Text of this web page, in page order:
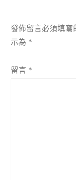
發佈留言必須填寫
示為 *
留言 *